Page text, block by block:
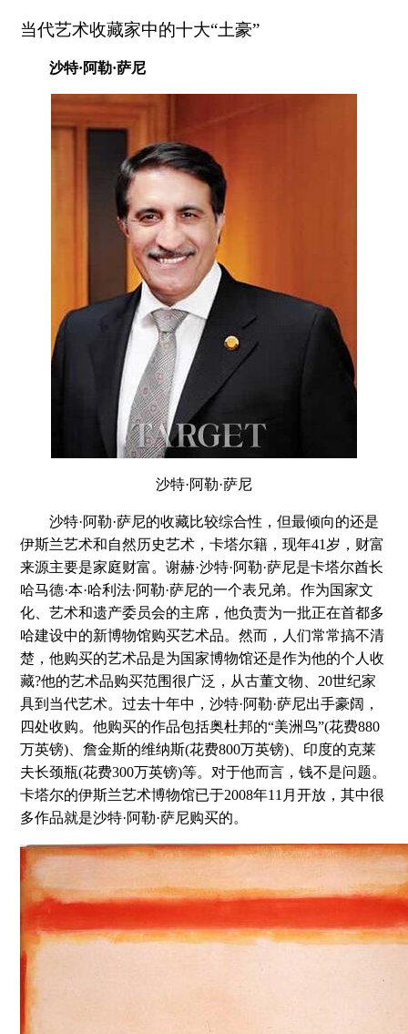
当代艺术收藏家中的十大“土豪”
沙特·阿勒·萨尼
沙特·阿勒·萨尼
沙特·阿勒·萨尼的收藏比较综合性，但最倾向的还是
伊斯兰艺术和自然历史艺术，卡塔尔籍，现年41岁，财富
来源主要是家庭财富。谢赫·沙特·阿勒·萨尼是卡塔尔酋长
哈马德·本·哈利法·阿勒·萨尼的一个表兄弟。作为国家文
化、艺术和遗产委员会的主席，他负责为一批正在首都多
哈建设中的新博物馆购买艺术品。然而，人们常常搞不清
楚，他购买的艺术品是为国家博物馆还是作为他的个人收
藏?他的艺术品购买范围很广泛，从古董文物、20世纪家
具到当代艺术。过去十年中，沙特·阿勒·萨尼出手豪阔，
四处收购。他购买的作品包括奥杜邦的“美洲鸟”(花费880
万英镑)、詹金斯的维纳斯(花费800万英镑)、印度的克莱
夫长颈瓶(花费300万英镑)等。对于他而言，钱不是问题。
卡塔尔的伊斯兰艺术博物馆已于2008年11月开放，其中很
多作品就是沙特·阿勒·萨尼购买的。